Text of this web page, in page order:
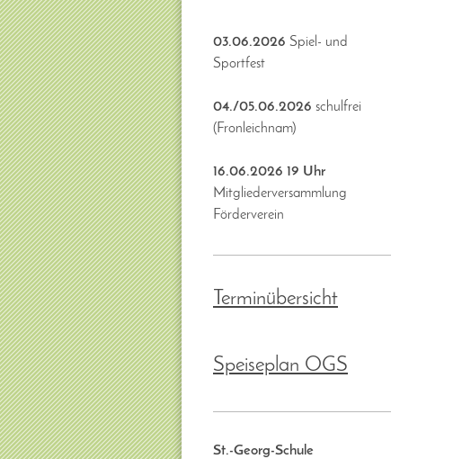
03.06.2026 Spiel- und
Sportfest
04./05.06.2026 schulfrei
(Fronleichnam)
16.06.2026 19 Uhr
Mitgliederversammlung
Förderverein
Terminübersicht
Speiseplan OGS
St.-Georg-Schule